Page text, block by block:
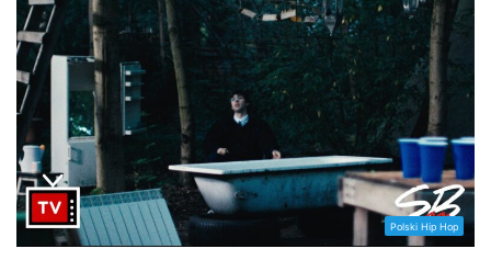
Polski Hip Hop